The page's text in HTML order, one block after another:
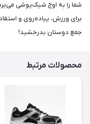
شما را به اوج شیک‌پوشی
برای ورزش، پیاده‌روی و
جمع دوستان بدرخشید!
محصولات مرتبط